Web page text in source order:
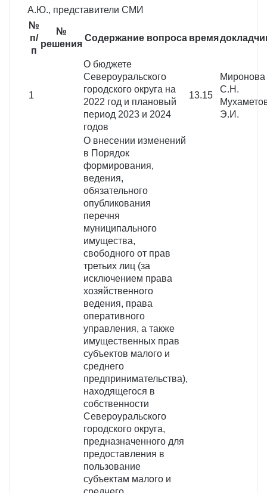
А.Ю., представители СМИ
№
п/
п
№
решения
Содержание вопроса время
1
О бюджете
Североуральского
городского округа на
2022 год и плановый
период 2023 и 2024
годов
13.15
Миронова
С.Н.
Э.И.
О внесении изменений
в Порядок
формирования,
ведения,
обязательного
опубликования
перечня
муниципального
имущества,
свободного от прав
третьих лиц (за
исключением права
хозяйственного
ведения, права
оперативного
управления, а также
имущественных прав
субъектов малого и
среднего
предпринимательства),
находящегося в
собственности
Североуральского
городского округа,
предназначенного для
предоставления в
пользование
субъектам малого и